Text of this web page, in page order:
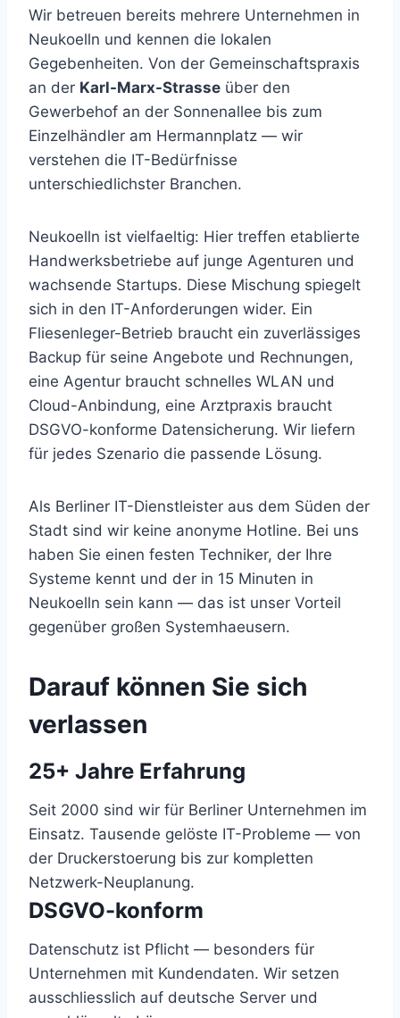
Wir betreuen bereits mehrere Unternehmen in
Neukoelln und kennen die lokalen
Gegebenheiten. Von der Gemeinschaftspraxis
an der Karl-Marx-Strasse über den
Gewerbehof an der Sonnenallee bis zum
Einzelhändler am Hermannplatz — wir
verstehen die IT-Bedürfnisse
unterschiedlichster Branchen.
Neukoelln ist vielfaeltig: Hier treffen etablierte
Handwerksbetriebe auf junge Agenturen und
wachsende Startups. Diese Mischung spiegelt
sich in den IT-Anforderungen wider. Ein
Fliesenleger-Betrieb braucht ein zuverlässiges
Backup für seine Angebote und Rechnungen,
eine Agentur braucht schnelles WLAN und
Cloud-Anbindung, eine Arztpraxis braucht
DSGVO-konforme Datensicherung. Wir liefern
für jedes Szenario die passende Lösung.
Als Berliner IT-Dienstleister aus dem Süden der
Stadt sind wir keine anonyme Hotline. Bei uns
haben Sie einen festen Techniker, der Ihre
Systeme kennt und der in 15 Minuten in
Neukoelln sein kann — das ist unser Vorteil
gegenüber großen Systemhaeusern.
Darauf können Sie sich
verlassen
25+ Jahre Erfahrung
Seit 2000 sind wir für Berliner Unternehmen im
Einsatz. Tausende gelöste IT-Probleme — von
der Druckerstoerung bis zur kompletten
Netzwerk-Neuplanung.
DSGVO-konform
Datenschutz ist Pflicht — besonders für
Unternehmen mit Kundendaten. Wir setzen
ausschliesslich auf deutsche Server und